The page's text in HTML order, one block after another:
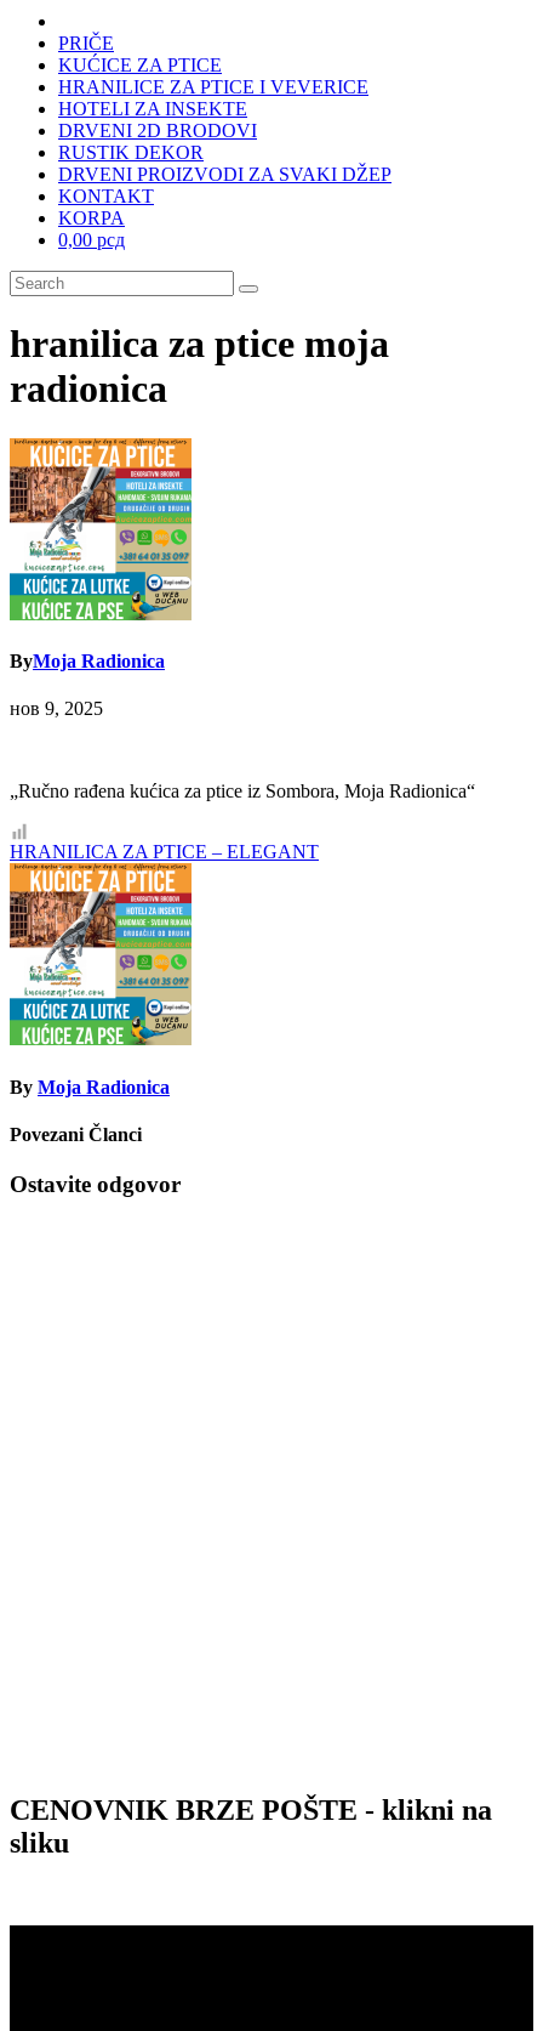
PRIČE
KUĆICE ZA PTICE
HRANILICE ZA PTICE I VEVERICE
HOTELI ZA INSEKTE
DRVENI 2D BRODOVI
RUSTIK DEKOR
DRVENI PROIZVODI ZA SVAKI DŽEP
KONTAKT
KORPA
0,00 рсд
hranilica za ptice moja
radionica
ByMoja Radionica
нов 9, 2025
„Ručno rađena kućica za ptice iz Sombora, Moja Radionica“
Кретање
чланка
HRANILICA ZA PTICE – ELEGANT
By Moja Radionica
Povezani Članci
Ostavite odgovor
CENOVNIK BRZE POŠTE - klikni na
sliku